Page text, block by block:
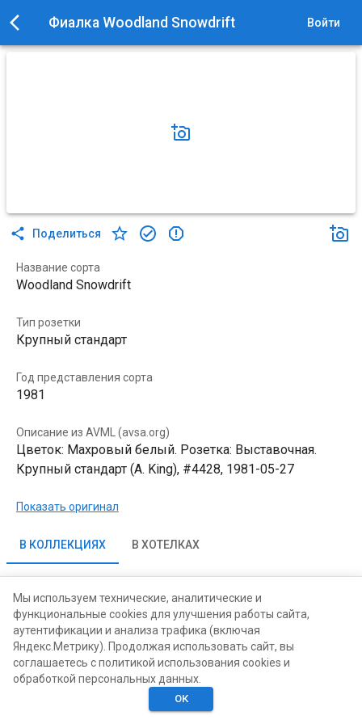
Фиалка Woodland Snowdrift Войти
Поделиться
Название сорта
Woodland Snowdrift
Тип розетки
Крупный стандарт
Год представления сорта
1981
Описание из AVML (avsa.org)
Цветок: Махровый белый. Розетка: Выставочная.
Крупный стандарт (A. King), #4428, 1981-05-27
Показать оригинал
В КОЛЛЕКЦИЯХ В ХОТЕЛКАХ
Хотелки
Мы используем технические, аналитические и
функциональные cookies для улучшения работы сайта,
аутентификации и анализа трафика (включая
Яндекс.Метрику). Продолжая использовать сайт, вы
соглашаетесь с политикой использования cookies и
обработкой персональных данных.
ОК